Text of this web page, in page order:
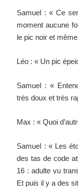
Samuel : « Ce
moment aucune
le pic noir et
Léo : « Un pic
Samuel : «
très doux et très
Max : « Quoi
Samuel : « Les
des tas de code
16 : adulte vu
Et puis il y a des